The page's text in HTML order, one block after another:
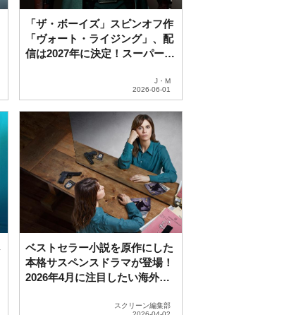
「ザ・ボーイズ」スピンオフ作
「ヴォート・ライジング」、配
信は2027年に決定！スーパーテ
J・M
ベストセラー小説を原作にした
本格サスペンスドラマが登場！
2026年4月に注目したい海外ド
スクリーン編集部